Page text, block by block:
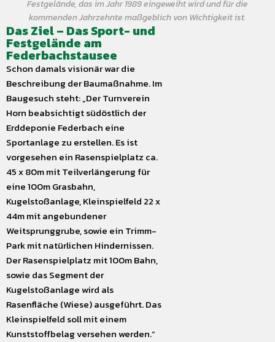
Festgelände, das im Jahr 1989 eingeweiht wird und für die
kommenden Jahrzehnte maßgeblich von Wichtigkeit ist.
Das Ziel – Das Sport- und
Festgelände am
Federbachstausee
Schon damals visionär war die
Beschreibung der Baumaßnahme. Im
Baugesuch steht: „Der Turnverein
Horn beabsichtigt südöstlich der
Erddeponie Federbach eine
Sportanlage zu erstellen. Es ist
vorgesehen ein Rasenspielplatz ca.
45 x 80m mit Teilverlängerung für
eine 100m Grasbahn,
Kugelstoßanlage, Kleinspielfeld 22 x
44m mit angebundener
Weitsprunggrube, sowie ein Trimm-
Park mit natürlichen Hindernissen.
Der Rasenspielplatz mit 100m Bahn,
sowie das Segment der
Kugelstoßanlage wird als
Rasenfläche (Wiese) ausgeführt. Das
Kleinspielfeld soll mit einem
Kunststoffbelag versehen werden.“